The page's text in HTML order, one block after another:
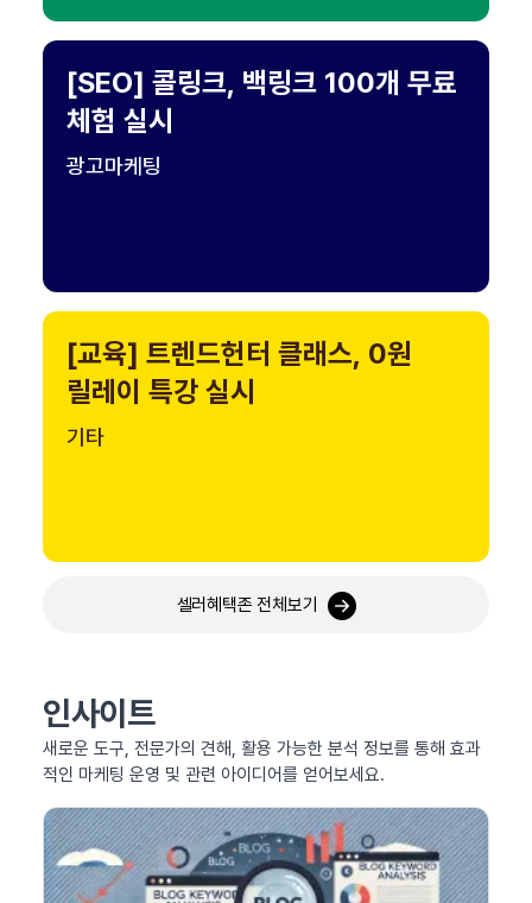
[SEO] 콜링크, 백링크 100개 무료
체험 실시
광고마케팅
[교육] 트렌드헌터 클래스, 0원
릴레이 특강 실시
기타
셀러혜택존 전체보기
인사이트
새로운 도구, 전문가의 견해, 활용 가능한 분석 정보를 통해 효과
적인 마케팅 운영 및 관련 아이디어를 얻어보세요.